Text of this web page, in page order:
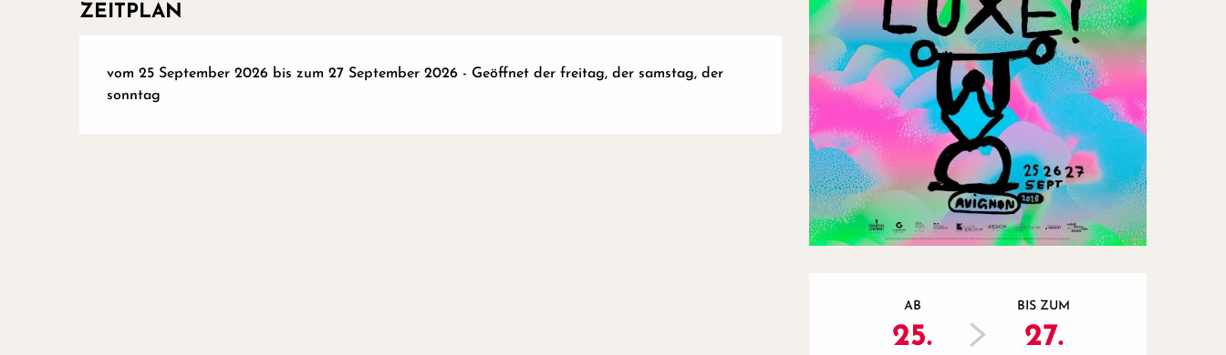
Öffnungszeiten &
AB
25.
BIS ZUM
27.
ZEITPLAN
vom 25 September 2026 bis zum 27 September 2026 - Geöffnet der freitag, der samstag, der
sonntag